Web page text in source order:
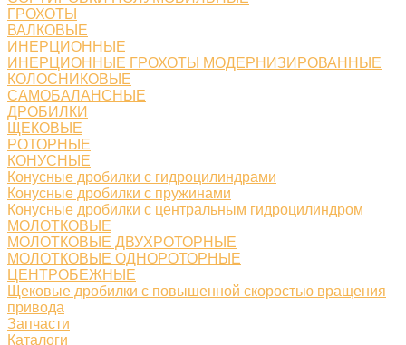
ГРОХОТЫ
ВАЛКОВЫЕ
ИНЕРЦИОННЫЕ
ИНЕРЦИОННЫЕ ГРОХОТЫ МОДЕРНИЗИРОВАННЫЕ
КОЛОСНИКОВЫЕ
САМОБАЛАНСНЫЕ
ДРОБИЛКИ
ЩЕКОВЫЕ
РОТОРНЫЕ
КОНУСНЫЕ
Конусные дробилки с гидроцилиндрами
Конусные дробилки с пружинами
Конусные дробилки с центральным гидроцилиндром
МОЛОТКОВЫЕ
МОЛОТКОВЫЕ ДВУХРОТОРНЫЕ
МОЛОТКОВЫЕ ОДНОРОТОРНЫЕ
ЦЕНТРОБЕЖНЫЕ
Щековые дробилки с повышенной скоростью вращения
привода
Запчасти
Каталоги